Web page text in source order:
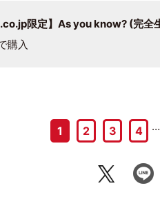
限定】As you know? (完全
購入
1 2 3 4 …